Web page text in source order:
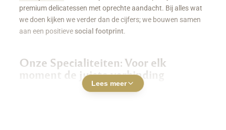
premium delicatessen met oprechte aandacht. Bij alles wat
we doen kijken we verder dan de cijfers; we bouwen samen
aan een positievesocial footprint.
Onze Specialiteiten: Voor elk
moment de juiste verbinding
Luxe Borrelboxen & Borrelpakketten
Lees meer